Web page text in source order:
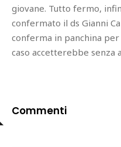
giovane. Tutto fermo,
confermato il ds Gianni
conferma in panchina
caso accetterebbe senza
Commenti